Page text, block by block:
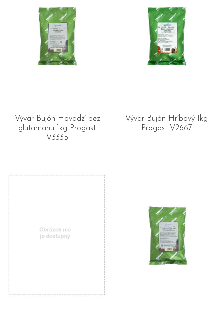
Vývar Bujón Hovädzí bez
glutamanu 1kg Progast
V3335
Vývar Bujón Hríbový 1kg
Progast V2667